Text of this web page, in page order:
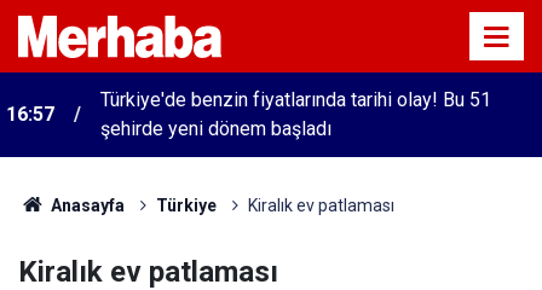
16:57
Türkiye'de benzin fiyatlarında tarihi olay! Bu 51
şehirde yeni dönem başladı
Anasayfa Türkiye Kiralık ev patlaması
Kiralık ev patlaması